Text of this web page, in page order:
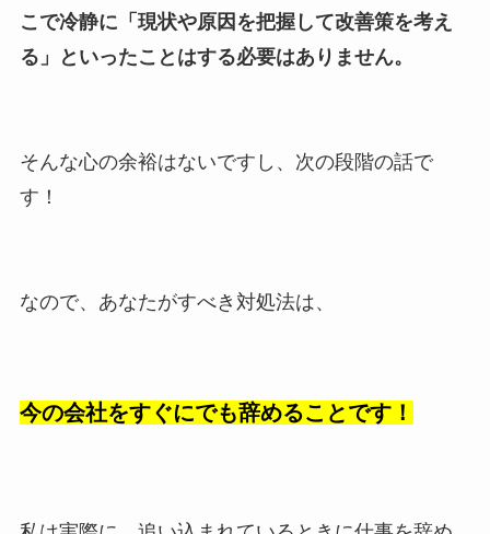
こで冷静に「現状や原因を把握して改善策を考え
る」といったことはする必要はありません。
そんな心の余裕はないですし、次の段階の話で
す！
なので、あなたがすべき対処法は、
今の会社をすぐにでも辞めることです！